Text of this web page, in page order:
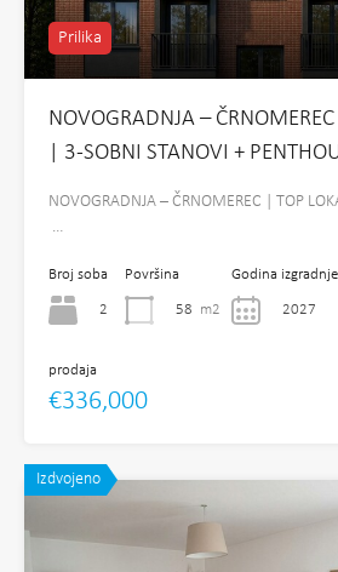
Prilika
NOVOGRADNJA –
| 3-SOBNI STANOVI +
NOVOGRADNJA – ČRNOMEREC | TOP
…
Broj soba
2
Površina
58 m2
Godina izgradnje
2027
prodaja
€336,000
Izdvojeno